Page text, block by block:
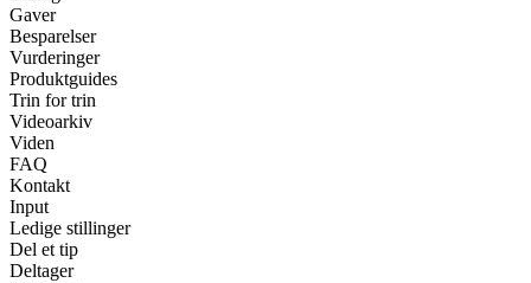
Gaver
Besparelser
Vurderinger
Produktguides
Trin for trin
Videoarkiv
Viden
FAQ
Kontakt
Input
Ledige stillinger
Del et tip
Deltager